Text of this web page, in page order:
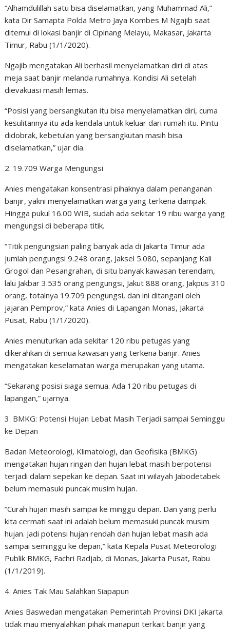
“Alhamdulillah satu bisa diselamatkan, yang Muhammad Ali,”
kata Dir Samapta Polda Metro Jaya Kombes M Ngajib saat
ditemui di lokasi banjir di Cipinang Melayu, Makasar, Jakarta
Timur, Rabu (1/1/2020).
Ngajib mengatakan Ali berhasil menyelamatkan diri di atas
meja saat banjir melanda rumahnya. Kondisi Ali setelah
dievakuasi masih lemas.
“Posisi yang bersangkutan itu bisa menyelamatkan diri, cuma
kesulitannya itu ada kendala untuk keluar dari rumah itu. Pintu
didobrak, kebetulan yang bersangkutan masih bisa
diselamatkan,” ujar dia.
2. 19.709 Warga Mengungsi
Anies mengatakan konsentrasi pihaknya dalam penanganan
banjir, yakni menyelamatkan warga yang terkena dampak.
Hingga pukul 16.00 WIB, sudah ada sekitar 19 ribu warga yang
mengungsi di beberapa titik.
“Titik pengungsian paling banyak ada di Jakarta Timur ada
jumlah pengungsi 9.248 orang, Jaksel 5.080, sepanjang Kali
Grogol dan Pesangrahan, di situ banyak kawasan terendam,
lalu Jakbar 3.535 orang pengungsi, Jakut 888 orang, Jakpus 310
orang, totalnya 19.709 pengungsi, dan ini ditangani oleh
jajaran Pemprov,” kata Anies di Lapangan Monas, Jakarta
Pusat, Rabu (1/1/2020).
Anies menuturkan ada sekitar 120 ribu petugas yang
dikerahkan di semua kawasan yang terkena banjir. Anies
mengatakan keselamatan warga merupakan yang utama.
“Sekarang posisi siaga semua. Ada 120 ribu petugas di
lapangan,” ujarnya.
3. BMKG: Potensi Hujan Lebat Masih Terjadi sampai Seminggu
ke Depan
Badan Meteorologi, Klimatologi, dan Geofisika (BMKG)
mengatakan hujan ringan dan hujan lebat masih berpotensi
terjadi dalam sepekan ke depan. Saat ini wilayah Jabodetabek
belum memasuki puncak musim hujan.
“Curah hujan masih sampai ke minggu depan. Dan yang perlu
kita cermati saat ini adalah belum memasuki puncak musim
hujan. Jadi potensi hujan rendah dan hujan lebat masih ada
sampai seminggu ke depan,” kata Kepala Pusat Meteorologi
Publik BMKG, Fachri Radjab, di Monas, Jakarta Pusat, Rabu
(1/1/2019).
4. Anies Tak Mau Salahkan Siapapun
Anies Baswedan mengatakan Pemerintah Provinsi DKI Jakarta
tidak mau menyalahkan pihak manapun terkait banjir yang